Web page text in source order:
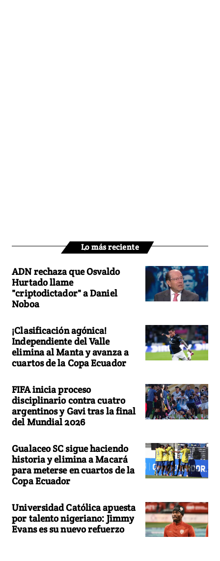
Lo más reciente
ADN rechaza que Osvaldo
Hurtado llame
"criptodictador" a Daniel
Noboa
¡Clasificación agónica!
Independiente del Valle
elimina al Manta y avanza a
cuartos de la Copa Ecuador
FIFA inicia proceso
disciplinario contra cuatro
argentinos y Gavi tras la final
del Mundial 2026
Gualaceo SC sigue haciendo
historia y elimina a Macará
para meterse en cuartos de la
Copa Ecuador
Universidad Católica apuesta
por talento nigeriano: Jimmy
Evans es su nuevo refuerzo